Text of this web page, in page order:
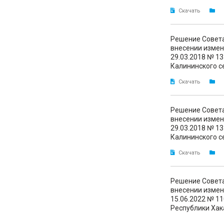
Скачать
Решение
внесении
29.03.2018 №
Калининского
Скачать
Решение
внесении
29.03.2018 №
Калининского
Скачать
Решение
внесении
15.06.2022 №
Республики